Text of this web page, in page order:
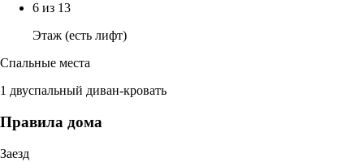
6 из 13
Этаж (есть лифт)
Спальные места
1 двуспальный диван-кровать
Правила дома
Заезд